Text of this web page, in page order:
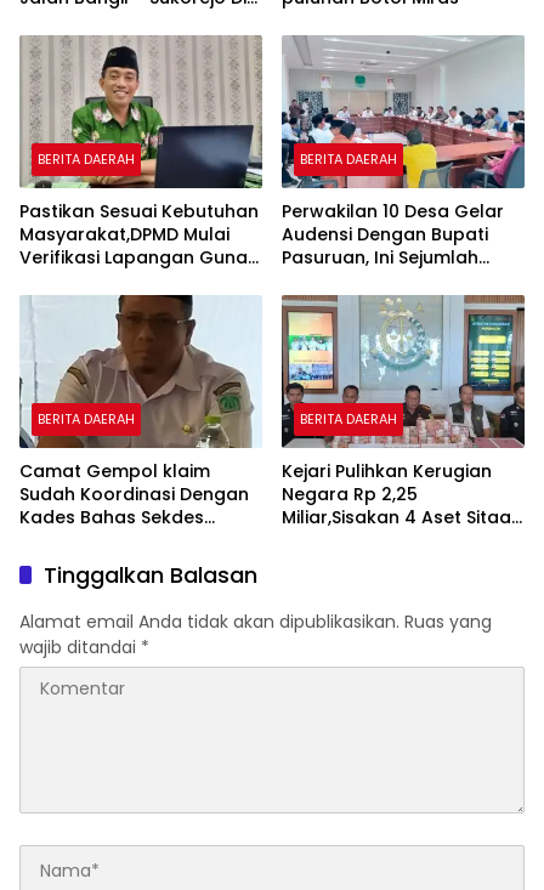
BERITA DAERAH
Pastikan Sesuai Kebutuhan
Masyarakat,DPMD Mulai
Verifikasi Lapangan Guna
BERITA DAERAH
Perwakilan 10 Desa Gelar
Audensi Dengan Bupati
Pasuruan, Ini Sejumlah
BERITA DAERAH
Camat Gempol klaim
Sudah Koordinasi Dengan
Kades Bahas Sekdes
Pentingnya
BERITA DAERAH
Kejari Pulihkan Kerugian
Negara Rp 2,25
Miliar,Sisakan 4 Aset Sitaan
Tinggalkan Balasan
Alamat email Anda tidak akan dipublikasikan. Ruas yang
wajib ditandai *